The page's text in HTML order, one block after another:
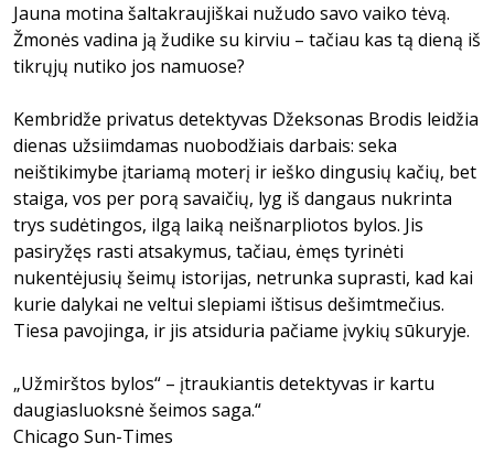
Jauna motina šaltakraujiškai nužudo savo vaiko tėvą.
Žmonės vadina ją žudike su kirviu – tačiau kas tą dieną iš
tikrųjų nutiko jos namuose?
Kembridže privatus detektyvas Džeksonas Brodis leidžia
dienas užsiimdamas nuobodžiais darbais: seka
neištikimybe įtariamą moterį ir ieško dingusių kačių, bet
staiga, vos per porą savaičių, lyg iš dangaus nukrinta
trys sudėtingos, ilgą laiką neišnarpliotos bylos. Jis
pasiryžęs rasti atsakymus, tačiau, ėmęs tyrinėti
nukentėjusių šeimų istorijas, netrunka suprasti, kad kai
kurie dalykai ne veltui slepiami ištisus dešimtmečius.
Tiesa pavojinga, ir jis atsiduria pačiame įvykių sūkuryje.
„Užmirštos bylos“ – įtraukiantis detektyvas ir kartu
daugiasluoksnė šeimos saga.“
Chicago Sun-Times